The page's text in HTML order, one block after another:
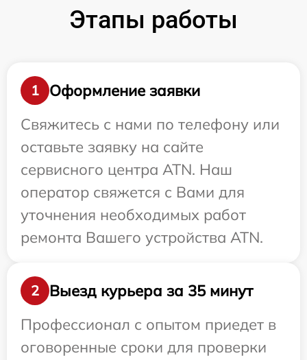
Этапы работы
1
Оформление заявки
Свяжитесь с нами по телефону или
оставьте заявку на сайте
сервисного центра ATN. Наш
оператор свяжется с Вами для
уточнения необходимых работ
ремонта Вашего устройства ATN.
2
Выезд курьера за 35 минут
Профессионал с опытом приедет в
оговоренные сроки для проверки